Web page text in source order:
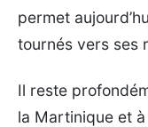
permet
tournés vers ses
Il reste
la Martinique et